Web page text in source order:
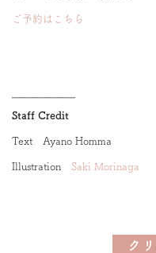
ご予約はこちら
Staff Credit
Text Ayano Homma
Illustration Saki Morinaga
ク